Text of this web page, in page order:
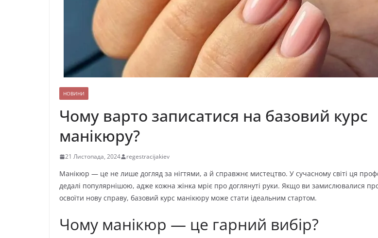
НОВИНИ
Чому варто записатися на базовий курс
манікюру?
21 Листопада, 2024 regestracijakiev
Манікюр — це не лише догляд за нігтями, а й справжнє мистецтво. У сучасному світі ця
дедалі популярнішою, адже кожна жінка мріє про доглянуті руки. Якщо ви замислювалися
освоїти нову справу, базовий курс манікюру може стати ідеальним стартом.
Чому манікюр — це гарний вибір?